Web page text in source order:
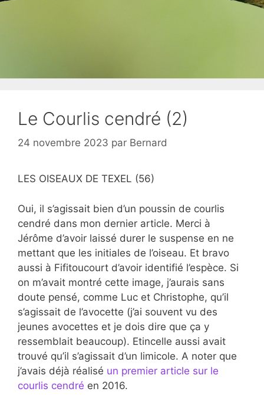
Le Courlis cendré (2)
24 novembre 2023 par Bernard
LES OISEAUX DE TEXEL (56)
Oui, il s’agissait bien d’un poussin de courlis
cendré dans mon dernier article. Merci à
Jérôme d’avoir laissé durer le suspense en ne
mettant que les initiales de l’oiseau. Et bravo
aussi à Fifitoucourt d’avoir identifié l’espèce. Si
on m’avait montré cette image, j’aurais sans
doute pensé, comme Luc et Christophe, qu’il
s’agissait de l’avocette (j’ai souvent vu des
jeunes avocettes et je dois dire que ça y
ressemblait beaucoup). Etincelle aussi avait
trouvé qu’il s’agissait d’un limicole. A noter que
j’avais déjà réalisé un premier article sur le
courlis cendré en 2016.